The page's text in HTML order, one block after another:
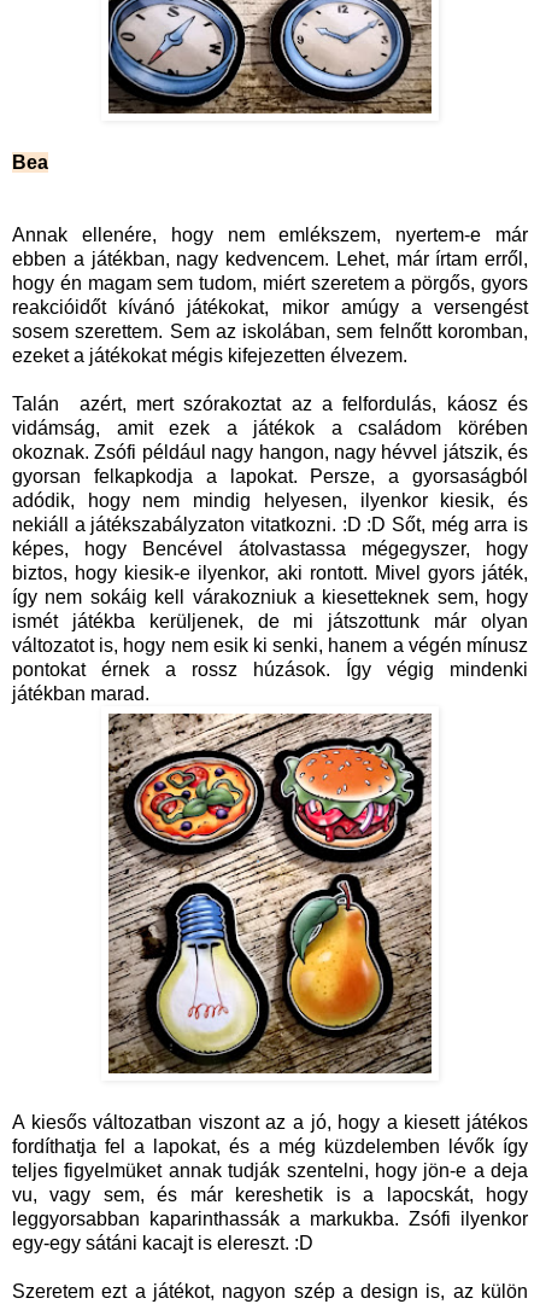
Bea
Annak ellenére, hogy nem emlékszem, nyertem-e már
ebben a játékban, nagy kedvencem. Lehet, már írtam erről,
hogy én magam sem tudom, miért szeretem a pörgős, gyors
reakcióidőt kívánó játékokat, mikor amúgy a versengést
sosem szerettem. Sem az iskolában, sem felnőtt koromban,
ezeket a játékokat mégis kifejezetten élvezem.
Talán azért, mert szórakoztat az a felfordulás, káosz és
vidámság, amit ezek a játékok a családom körében
okoznak. Zsófi például nagy hangon, nagy hévvel játszik, és
gyorsan felkapkodja a lapokat. Persze, a gyorsaságból
adódik, hogy nem mindig helyesen, ilyenkor kiesik, és
nekiáll a játékszabályzaton vitatkozni. :D :D Sőt, még arra is
képes, hogy Bencével átolvastassa mégegyszer, hogy
biztos, hogy kiesik-e ilyenkor, aki rontott. Mivel gyors játék,
így nem sokáig kell várakozniuk a kiesetteknek sem, hogy
ismét játékba kerüljenek, de mi játszottunk már olyan
változatot is, hogy nem esik ki senki, hanem a végén mínusz
pontokat érnek a rossz húzások. Így végig mindenki
játékban marad.
A kiesős változatban viszont az a jó, hogy a kiesett játékos
fordíthatja fel a lapokat, és a még küzdelemben lévők így
teljes figyelmüket annak tudják szentelni, hogy jön-e a deja
vu, vagy sem, és már kereshetik is a lapocskát, hogy
leggyorsabban kaparinthassák a markukba. Zsófi ilyenkor
egy-egy sátáni kacajt is elereszt. :D
Szeretem ezt a játékot, nagyon szép a design is, az külön